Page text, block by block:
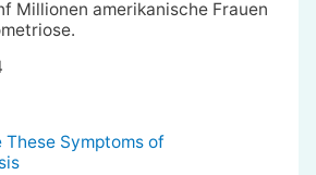
Millionen amerikanische Frauen
These Symptoms of